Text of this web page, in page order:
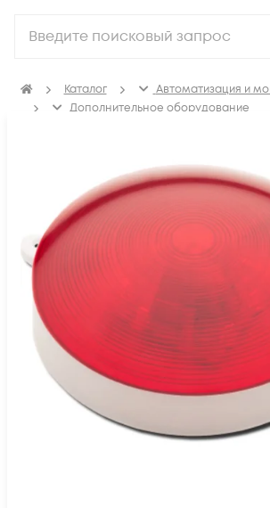
Каталог
Автоматизация и
Дополнительное оборудование